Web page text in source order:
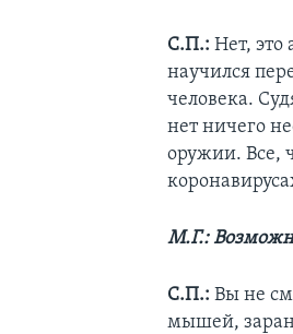
С.П.:Нет, это
научился
человека.
нет ничего
оружии. Все,
М.Г.:
С.П.: Вы не
мышей,